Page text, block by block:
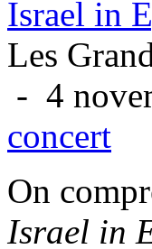
Israel in
Les
- 4
concert
On
Israel in